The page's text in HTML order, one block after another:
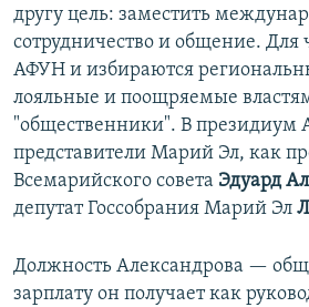
другу цель: заместить
сотрудничество и общение. Для
АФУН и избираются
лояльные и поощряемые
"общественники". В президиум
представители Марий Эл, как
Всемарийского совета Эдуард
депутат Госсобрания Марий Эл
Должность Александрова —
зарплату он получает как